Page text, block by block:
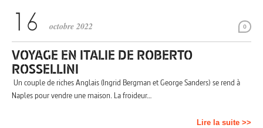
0
octobre 2022
VOYAGE EN ITALIE DE ROBERTO
ROSSELLINI
Un couple de riches Anglais (Ingrid Bergman et George Sanders) se rend à
Naples pour vendre une maison. La froideur…
Lire la suite >>